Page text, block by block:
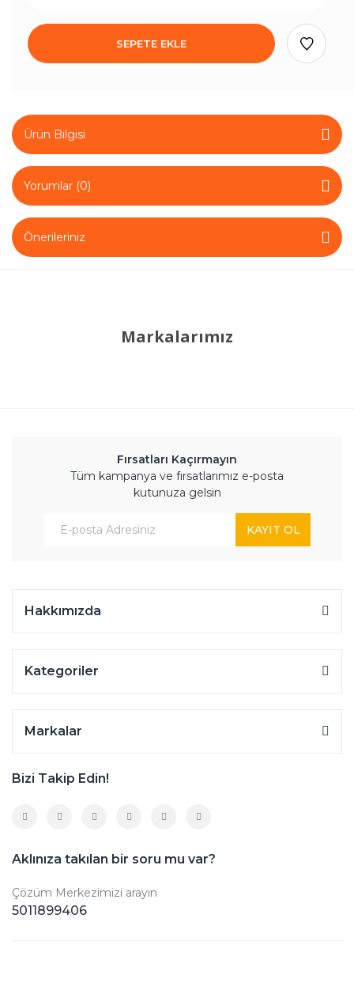
SEPETE EKLE
Ürün Bilgisi
Yorumlar (0)
Önerileriniz
Markalarımız
Fırsatları Kaçırmayın
Tüm kampanya ve fırsatlarımız e-posta
kutunuza gelsin
KAYIT OL
Hakkımızda
Kategoriler
Markalar
Bizi Takip Edin!
Aklınıza takılan bir soru mu var?
Çözüm Merkezimizi arayın
5011899406